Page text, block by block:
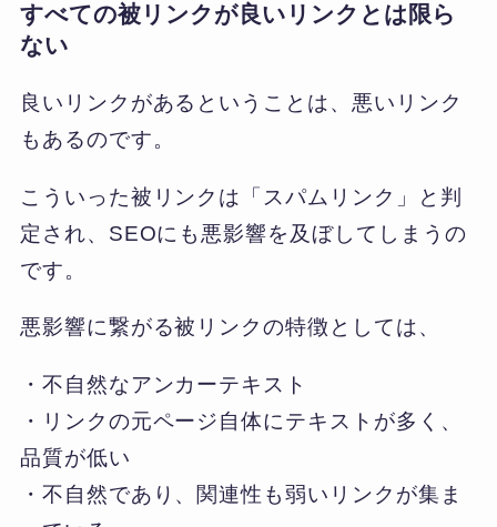
すべての被リンクが良いリンクとは限ら
ない
良いリンクがあるということは、悪いリンク
もあるのです。
こういった被リンクは「スパムリンク」と判
定され、SEOにも悪影響を及ぼしてしまうの
です。
悪影響に繋がる被リンクの特徴としては、
・不自然なアンカーテキスト
・リンクの元ページ自体にテキストが多く、
品質が低い
・不自然であり、関連性も弱いリンクが集ま